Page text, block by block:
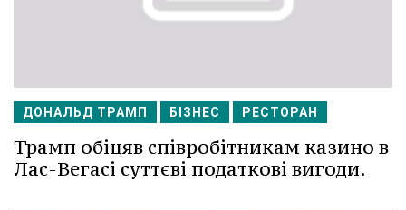
ДОНАЛЬД ТРАМП БІЗНЕС РЕСТОРАН
Трамп обіцяв співробітникам казино в
Лас-Вегасі суттєві податкові вигоди.